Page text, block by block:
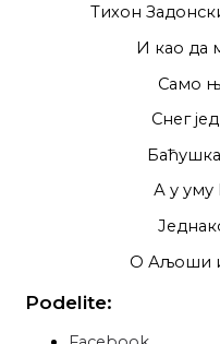
Тихон
И као да
Само
Снег
А у уму
О Аљоши
Podelite: